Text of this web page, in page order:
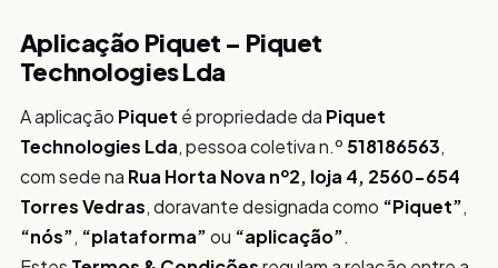
Aplicação Piquet – Piquet
Technologies Lda
A aplicação Piquet é propriedade da Piquet
Technologies Lda, pessoa coletiva n.º 518186563,
com sede na Rua Horta Nova nº2, loja 4, 2560-654
Torres Vedras, doravante designada como “Piquet”,
“nós”, “plataforma”ou “aplicação”.